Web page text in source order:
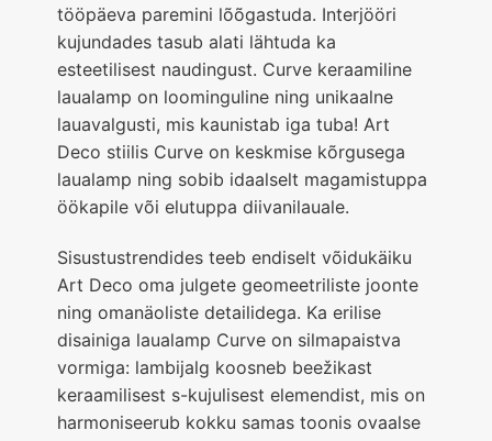
tööpäeva paremini lõõgastuda. Interjööri
kujundades tasub alati lähtuda ka
esteetilisest naudingust. Curve keraamiline
laualamp on loominguline ning unikaalne
lauavalgusti, mis kaunistab iga tuba! Art
Deco stiilis Curve on keskmise kõrgusega
laualamp ning sobib idaalselt magamistuppa
öökapile või elutuppa diivanilauale.
Sisustustrendides teeb endiselt võidukäiku
Art Deco oma julgete geomeetriliste joonte
ning omanäoliste detailidega. Ka erilise
disainiga laualamp Curve on silmapaistva
vormiga: lambijalg koosneb beežikast
keraamilisest s-kujulisest elemendist, mis on
harmoniseerub kokku samas toonis ovaalse